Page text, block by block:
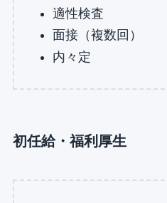
適性検査
面接（複数回）
内々定
初任給・福利厚生